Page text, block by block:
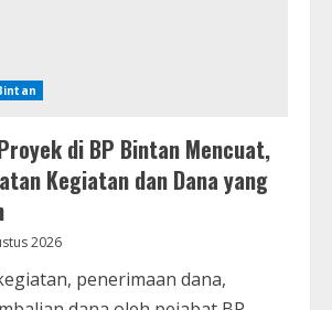
di BP Bintan Mencuat,
Kegiatan dan Dana yang
2026
penerimaan dana,